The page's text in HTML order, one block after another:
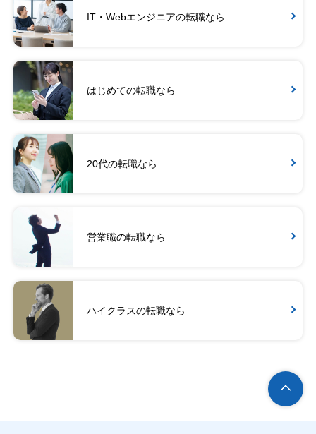
IT・Webエンジニアの転職なら
はじめての転職なら
20代の転職なら
営業職の転職なら
ハイクラスの転職なら